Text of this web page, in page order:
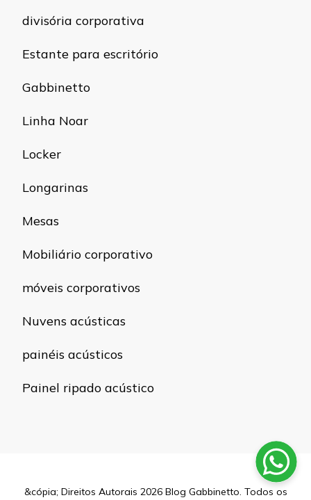
divisória corporativa
Estante para escritório
Gabbinetto
Linha Noar
Locker
Longarinas
Mesas
Mobiliário corporativo
móveis corporativos
Nuvens acústicas
painéis acústicos
Painel ripado acústico
&cópia; Direitos Autorais 2026 Blog Gabbinetto . Todos os